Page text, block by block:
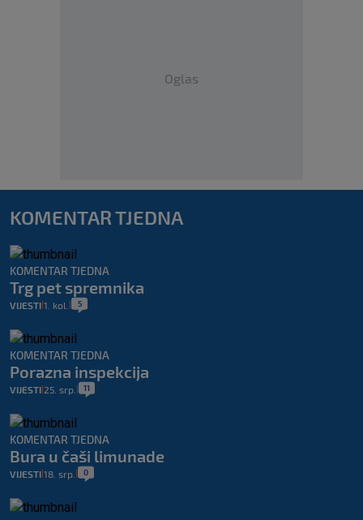
Oglas
KOMENTAR TJEDNA
KOMENTAR TJEDNA
Trg pet spremnika
VIJESTI 1. kol. 5
KOMENTAR TJEDNA
Porazna inspekcija
VIJESTI 25. srp. 11
KOMENTAR TJEDNA
Bura u čaši limunade
VIJESTI 18. srp. 0